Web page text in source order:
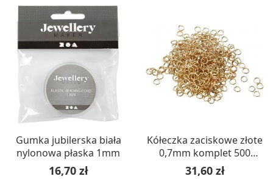
Gumka jubilerska biała
nylonowa płaska 1mm
Cena
16,70 zł
Kółeczka zaciskowe złote
0,7mm komplet 500
sztuk
Cena
31,60 zł